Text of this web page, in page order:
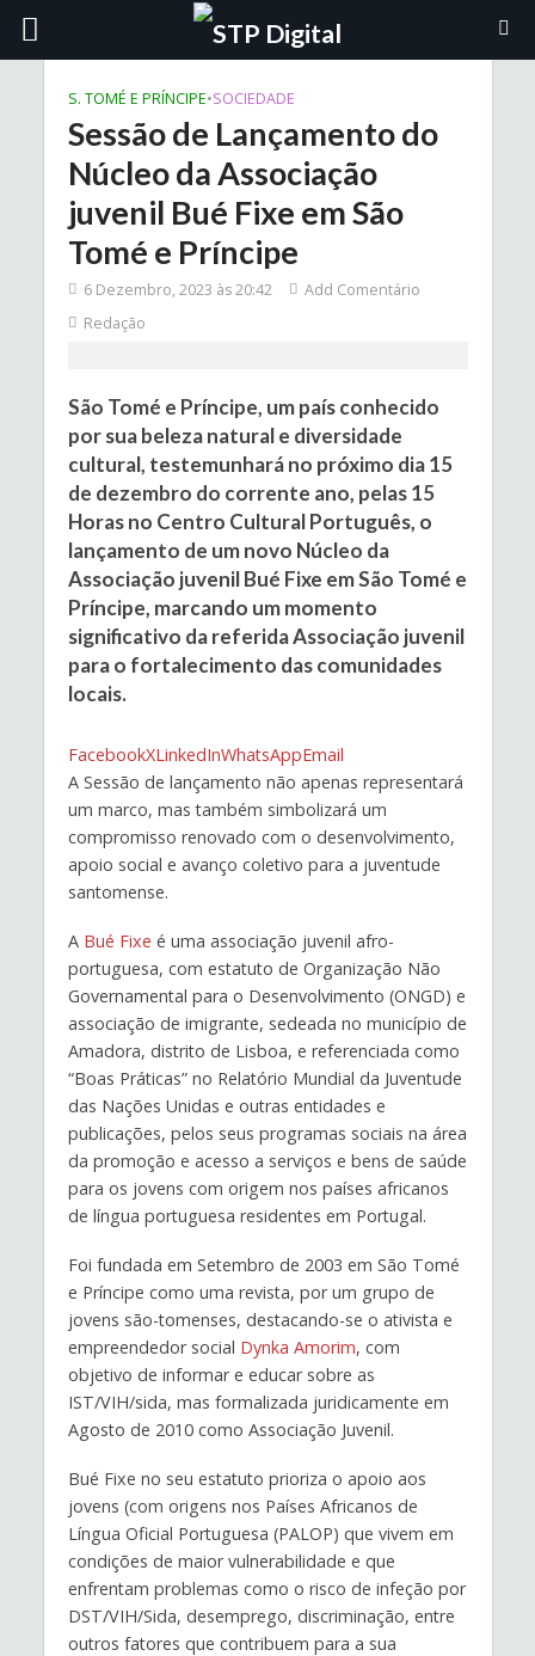
S. TOMÉ E PRÍNCIPE•SOCIEDADE
Sessão de Lançamento do
Núcleo da Associação
juvenil Bué Fixe em São
Tomé e Príncipe
6 Dezembro, 2023 às 20:42
Add Comentário
Redação
São Tomé e Príncipe, um país conhecido
por sua beleza natural e diversidade
cultural, testemunhará no próximo dia 15
de dezembro do corrente ano, pelas 15
Horas no Centro Cultural Português, o
lançamento de um novo Núcleo da
Associação juvenil Bué Fixe em São Tomé e
Príncipe, marcando um momento
significativo da referida Associação juvenil
para o fortalecimento das comunidades
locais.
FacebookXLinkedInWhatsAppEmail
A Sessão de lançamento não apenas representará
um marco, mas também simbolizará um
compromisso renovado com o desenvolvimento,
apoio social e avanço coletivo para a juventude
santomense.
A Bué Fixe é uma associação juvenil afro-
portuguesa, com estatuto de Organização Não
Governamental para o Desenvolvimento (ONGD) e
associação de imigrante, sedeada no município de
Amadora, distrito de Lisboa, e referenciada como
“Boas Práticas” no Relatório Mundial da Juventude
das Nações Unidas e outras entidades e
publicações, pelos seus programas sociais na área
da promoção e acesso a serviços e bens de saúde
para os jovens com origem nos países africanos
de língua portuguesa residentes em Portugal.
Foi fundada em Setembro de 2003 em São Tomé
e Príncipe como uma revista, por um grupo de
jovens são-tomenses, destacando-se o ativista e
empreendedor social Dynka Amorim, com
objetivo de informar e educar sobre as
IST/VIH/sida, mas formalizada juridicamente em
Agosto de 2010 como Associação Juvenil.
Bué Fixe no seu estatuto prioriza o apoio aos
jovens (com origens nos Países Africanos de
Língua Oficial Portuguesa (PALOP) que vivem em
condições de maior vulnerabilidade e que
enfrentam problemas como o risco de infeção por
DST/VIH/Sida, desemprego, discriminação, entre
outros fatores que contribuem para a sua